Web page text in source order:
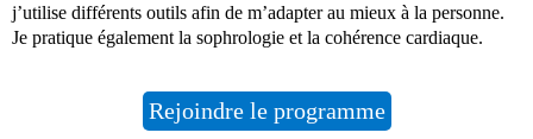
j’utilise différents outils afin de m’adapter au mieux à la personne.
Je pratique également la sophrologie et la cohérence cardiaque.
Rejoindre le programme